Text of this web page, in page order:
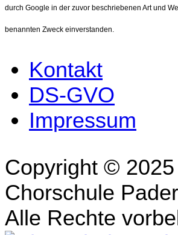
durch Google in der zuvor beschriebenen Art und
benannten Zweck einverstanden.
Kontakt
DS-GVO
Impressum
Copyright © 2025
Chorschule
Alle Rechte